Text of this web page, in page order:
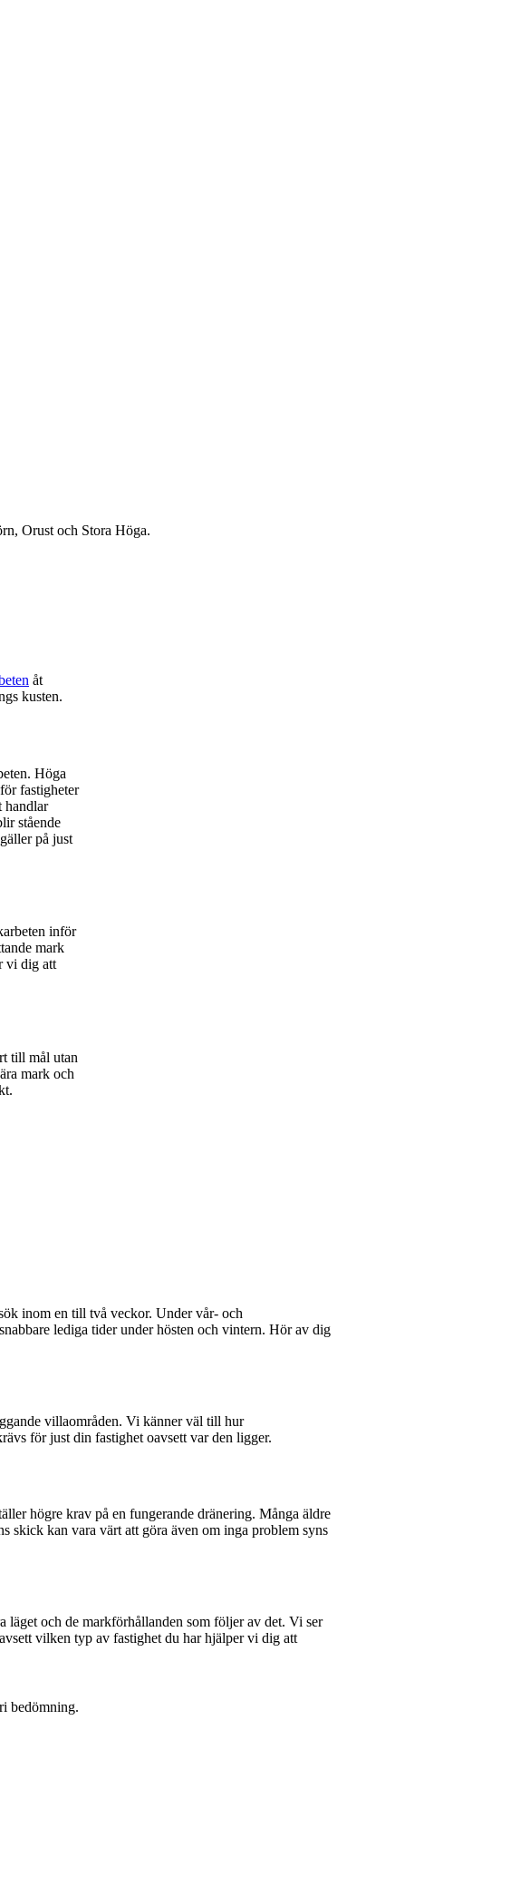
åt
kusten.
Höga
fastigheter
handlar
stående
på just
inför
mark
vi dig att
till mål utan
mark och
inom en till två veckor. Under vår- och
lediga tider under hösten och vintern. Hör av dig
villaområden. Vi känner väl till hur
för just din fastighet oavsett var den ligger.
högre krav på en fungerande dränering. Många äldre
skick kan vara värt att göra även om inga problem syns
läget och de markförhållanden som följer av det. Vi ser
vilken typ av fastighet du har hjälper vi dig att
bedömning.